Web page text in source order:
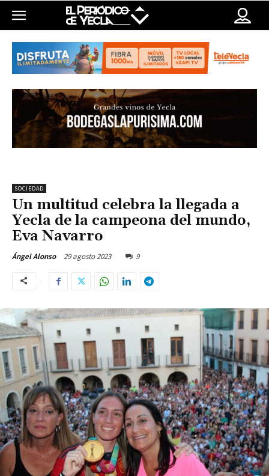
SOCIEDAD
Un multitud celebra la llegada a
Yecla de la campeona del mundo,
Eva Navarro
Ángel Alonso 29 agosto 2023 9